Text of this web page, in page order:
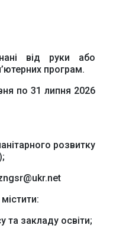
від руки або
програм.
по 31 липня 2026
розвитку
та закладу освіти;
інтернет-
представництво